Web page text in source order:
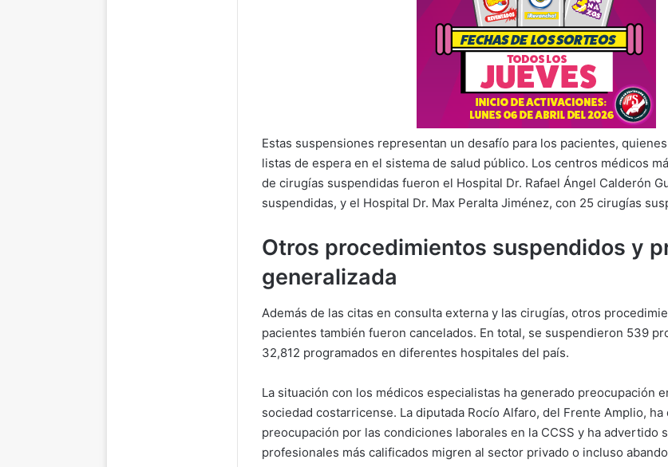
Estas suspensiones representan un desafío para los pacientes,
listas de espera en el sistema de salud público. Los centros médicos
de cirugías suspendidas fueron el Hospital Dr. Rafael Ángel Calderón
suspendidas, y el Hospital Dr. Max Peralta Jiménez, con 25 cirugías
Otros procedimientos suspendidos y
generalizada
Además de las citas en consulta externa y las cirugías, otros
pacientes también fueron cancelados. En total, se suspendieron 539
32,812 programados en diferentes hospitales del país.
La situación con los médicos especialistas ha generado preocupación
sociedad costarricense. La diputada Rocío Alfaro, del Frente Amplio, ha
preocupación por las condiciones laborales en la CCSS y ha advertido
profesionales más calificados migren al sector privado o incluso